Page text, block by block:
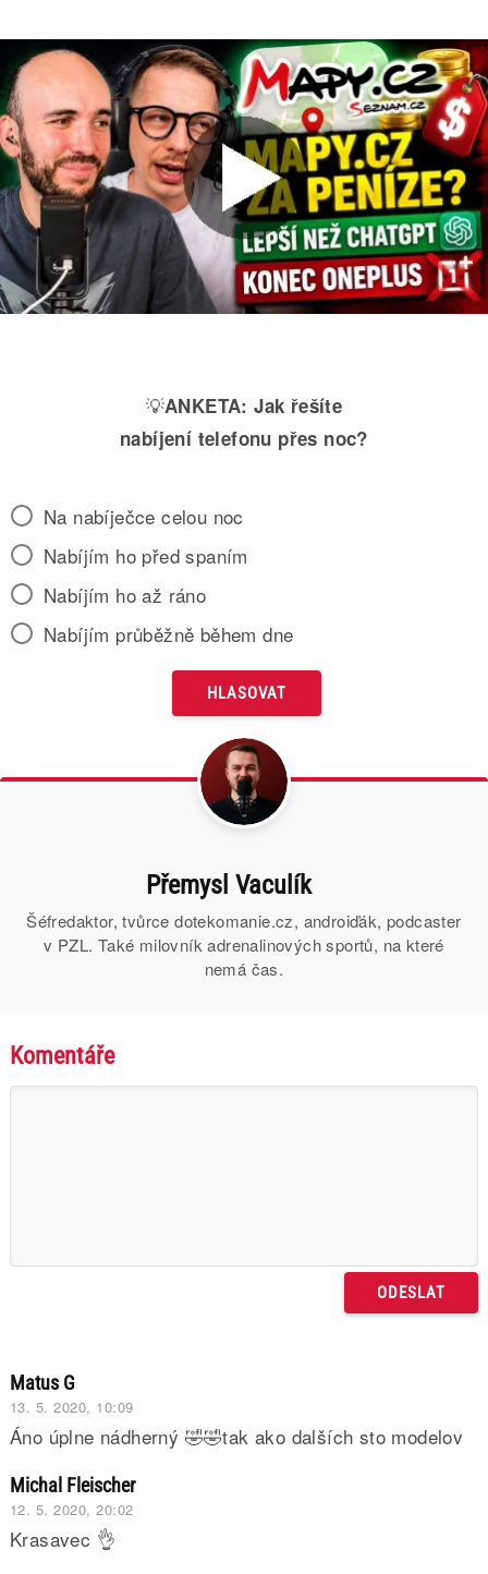
💡ANKETA: Jak řešíte
nabíjení telefonu přes noc?
Na nabíječce celou noc
Nabíjím ho před spaním
Nabíjím ho až ráno
Nabíjím průběžně během dne
Přemysl Vaculík
Šéfredaktor, tvůrce dotekomanie.cz, androiďák, podcaster
v PZL. Také milovník adrenalinových sportů, na které
nemá čas.
Komentáře
Matus G
13. 5. 2020, 10:09
Áno úplne nádherný 🤣🤣tak ako dalších sto modelov
Michal Fleischer
12. 5. 2020, 20:02
Krasavec 👌